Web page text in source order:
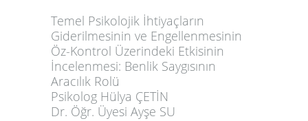
Temel Psikolojik İhtiyaçların
Giderilmesinin ve Engellenmesinin
Öz-Kontrol Üzerindeki Etkisinin
İncelenmesi: Benlik Saygısının
Aracılık Rolü
Psikolog Hülya ÇETİN
Dr. Öğr. Üyesi Ayşe SU